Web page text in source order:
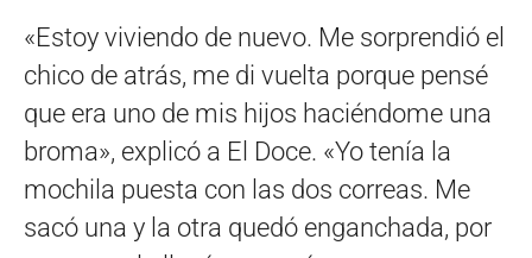
«Estoy viviendo de nuevo. Me sorprendió el
chico de atrás, me di vuelta porque pensé
que era uno de mis hijos haciéndome una
broma», explicó a El Doce. «Yo tenía la
mochila puesta con las dos correas. Me
sacó una y la otra quedó enganchada, por